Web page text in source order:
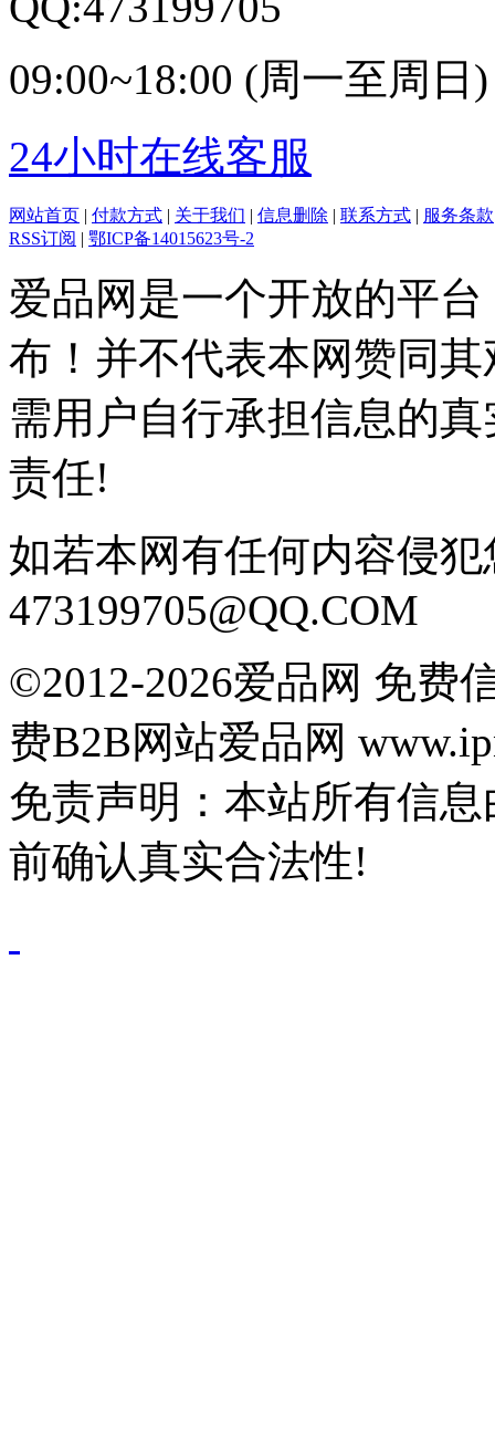
09:00~18:00 (周一至周日)
24小时在线客服
网站首页 | 付款方式 | 关于我们 | 信息删除 | 联系方式 | 服务条款
RSS订阅 | 鄂ICP备14015623号-2
爱品网是一个开放的平
布！并不代表本网赞同
需用户自行承担信息的
责任!
如若本网有任何内容侵
473199705@QQ.COM
©2012-2026爱品网 免费
费B2B网站爱品网
免责声明：本站所有信
前确认真实合法性!